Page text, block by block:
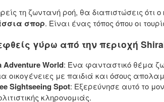
τη ζωντανή ροή, θα διαπιστώσεις ότι
σπορ. Είναι ένας τόπος όπου οι
γύρω από την περιοχή
Adventure World: Ένα φανταστικό θέμα
οικογένειες με παιδιά και όσους
Sightseeing Spot: Εξερεύνησε αυτό το
κληρονομιάς.